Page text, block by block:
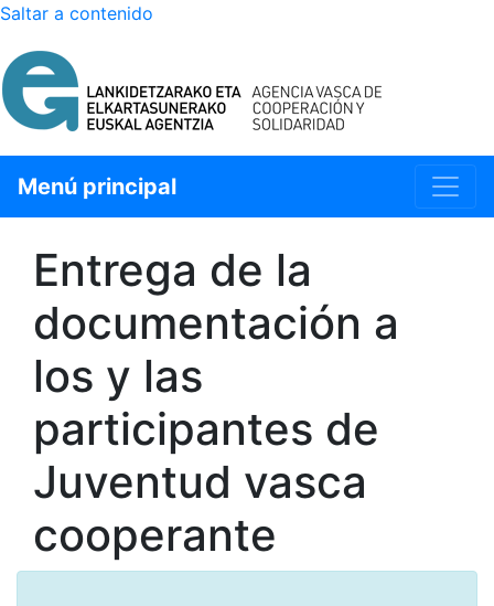
Saltar a contenido
Menú principal
Entrega de la
documentación a
los y las
participantes de
Juventud vasca
cooperante